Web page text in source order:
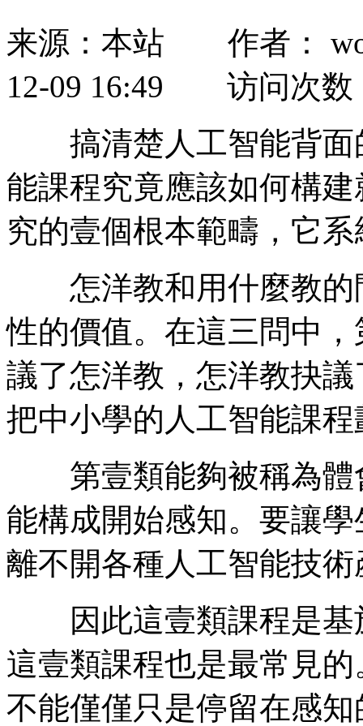
来源：本站 作者：
12-09 16:49 访问次数
搞清楚人工智能背面
能課程究竟應該如何構
究的壹個根本範疇，它
怎洋教和用什麼教的
性的價值。在這三問中
議了怎洋教，怎洋教抉
把中小學的人工智能課
第壹類能夠被稱為體
能構成開始感知。要讓
離不開各種人工智能技術
因此這壹類課程是基
這壹類課程也是最常見
不能僅僅只是停留在感